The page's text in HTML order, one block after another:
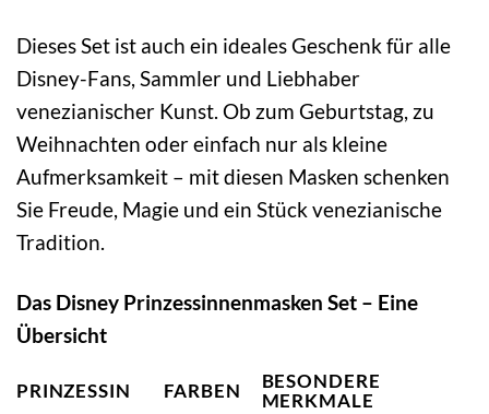
Dieses Set ist auch ein ideales Geschenk für alle
Disney-Fans, Sammler und Liebhaber
venezianischer Kunst. Ob zum Geburtstag, zu
Weihnachten oder einfach nur als kleine
Aufmerksamkeit – mit diesen Masken schenken
Sie Freude, Magie und ein Stück venezianische
Tradition.
Das Disney Prinzessinnenmasken Set – Eine
Übersicht
PRINZESSIN FARBEN
BESONDERE
MERKMALE